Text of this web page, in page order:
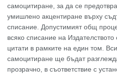
самоцитиране, за да се
умишлено акцентиране върху
списание. Допустимият общ
всяко списание на
цитати в рамките на един том.
самоцитиране ще бъдат
прозрачно, в съответствие с